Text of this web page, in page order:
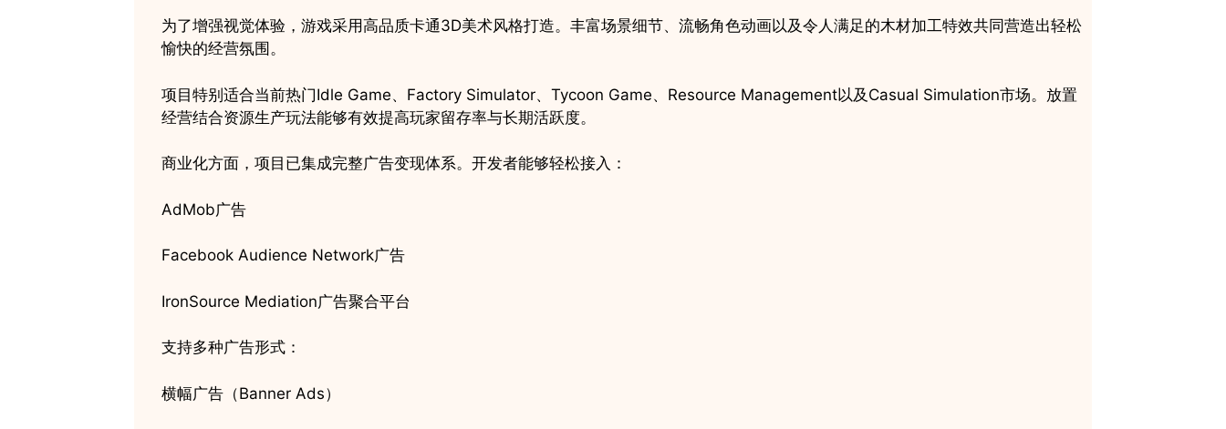
为了增强视觉体验，游戏采用高品质卡通3D美术风格打造。丰富场景细节、流畅角色动画以及令人满足的木材加工特效共同营造出轻松
愉快的经营氛围。
项目特别适合当前热门Idle Game、Factory Simulator、Tycoon Game、Resource Management以及Casual Simulation市场。放置
经营结合资源生产玩法能够有效提高玩家留存率与长期活跃度。
商业化方面，项目已集成完整广告变现体系。开发者能够轻松接入：
AdMob广告
Facebook Audience Network广告
IronSource Mediation广告聚合平台
支持多种广告形式：
横幅广告（Banner Ads）